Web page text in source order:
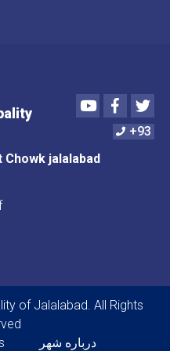
Youtube
+93
jalalabad
of Jalalabad. All Rights
درباره شهر